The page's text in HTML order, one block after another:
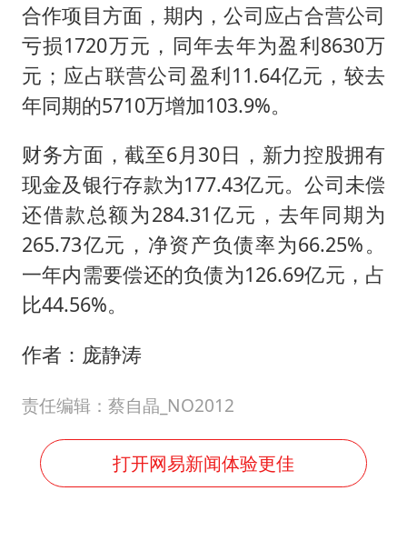
合作项目方面，期内，公司应占合营公司
亏损1720万元，同年去年为盈利8630万
元；应占联营公司盈利11.64亿元，较去
年同期的5710万增加103.9%。
财务方面，截至6月30日，新力控股拥有
现金及银行存款为177.43亿元。公司未偿
还借款总额为284.31亿元，去年同期为
265.73亿元，净资产负债率为66.25%。
一年内需要偿还的负债为126.69亿元，占
比44.56%。
作者：庞静涛
责任编辑：蔡自晶_NO2012
打开网易新闻体验更佳